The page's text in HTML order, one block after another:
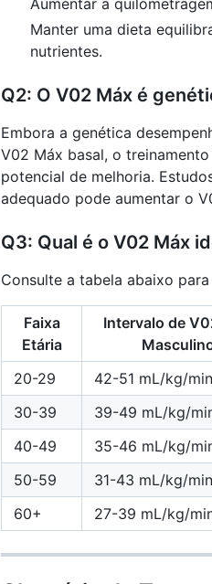
Manter uma dieta
nutrientes.
Q2: O V02 Máx é
Embora a genética
V02 Máx basal, o
potencial de melhoria.
adequado pode aumentar o
Q3: Qual é o V02 Máx
Consulte a tabela abaixo
Faixa
Etária
Intervalo de
20-29
42-51 mL/kg/min
30-39
39-49 mL/kg/
40-49
35-46 mL/kg/
50-59
31-43 mL/kg/min
60+
27-39 mL/kg/